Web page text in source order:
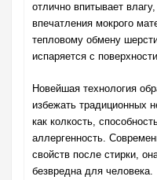
отлично впитывает
впечатления мокрого
тепловому обмену
испаряется с
Новейшая технология
избежать традиционных
как колкость,
аллергенность.
свойств после стирки,
безвредна для человека.